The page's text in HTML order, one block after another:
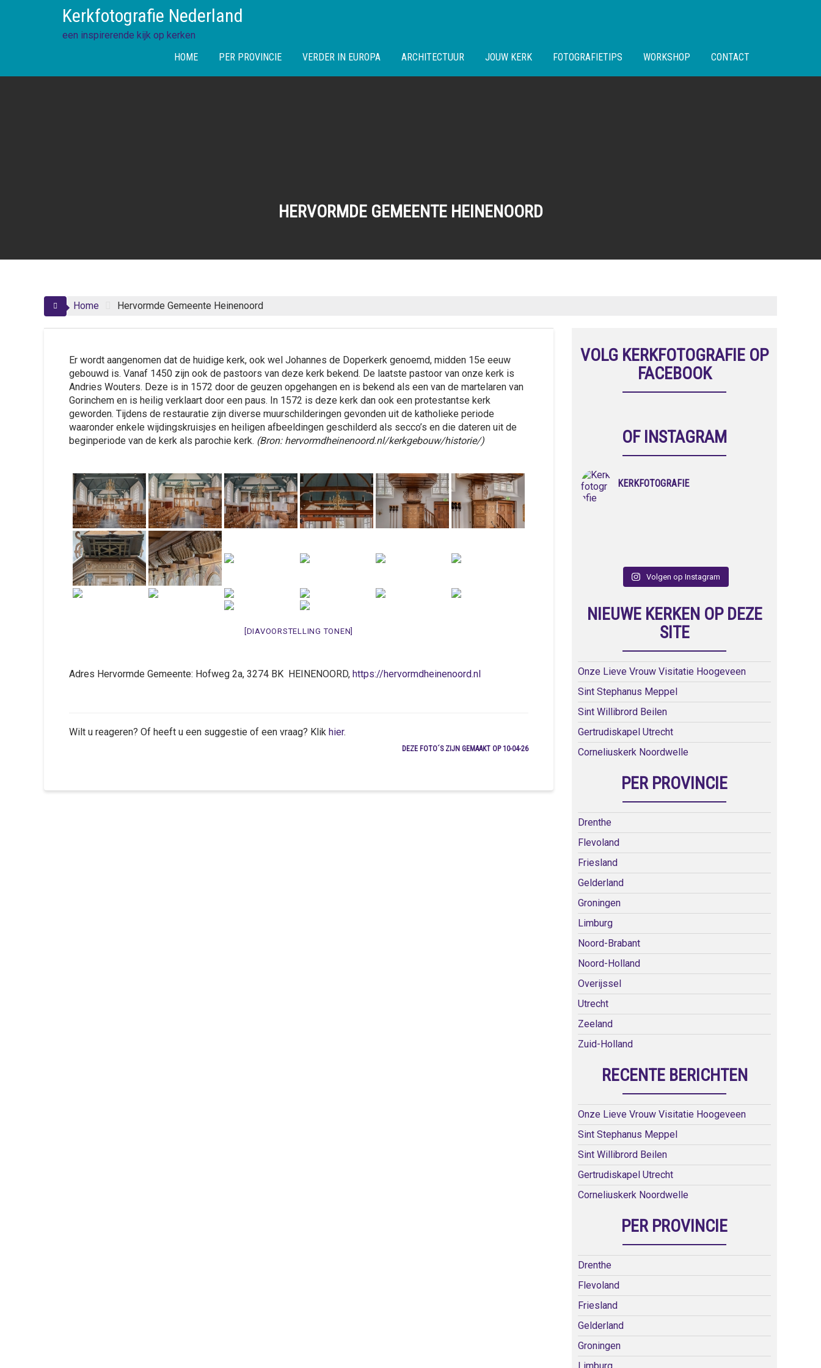
Kerkfotografie Nederland
een inspirerende kijk op kerken
HOME
PER PROVINCIE VERDER IN EUROPA ARCHITECTUUR JOUW KERK FOTOGRAFIETIPS WORKSHOP CONTACT
HERVORMDE GEMEENTE HEINENOORD
Home Hervormde Gemeente Heinenoord
Er wordt aangenomen dat de huidige kerk, ook wel Johannes de Doperkerk genoemd, midden 15e eeuw
gebouwd is. Vanaf 1450 zijn ook de pastoors van deze kerk bekend. De laatste pastoor van onze kerk is
Andries Wouters. Deze is in 1572 door de geuzen opgehangen en is bekend als een van de martelaren van
Gorinchem en is heilig verklaart door een paus. In 1572 is deze kerk dan ook een protestantse kerk
geworden. Tijdens de restauratie zijn diverse muurschilderingen gevonden uit de katholieke periode
waaronder enkele wijdingskruisjes en heiligen afbeeldingen geschilderd als secco’s en die dateren uit de
beginperiode van de kerk als parochie kerk. (Bron: hervormdheinenoord.nl/kerkgebouw/historie/)
[DIAVOORSTELLING TONEN]
Adres Hervormde Gemeente: Hofweg 2a, 3274 BK HEINENOORD, https://hervormdheinenoord.nl
Wilt u reageren? Of heeft u een suggestie of een vraag? Klik hier.
DEZE FOTO´S ZIJN GEMAAKT OP 10-04-26
VOLG KERKFOTOGRAFIE OP
FACEBOOK
OF INSTAGRAM
KERKFOTOGRAFIE
Volgen op Instagram
NIEUWE KERKEN OP DEZE
SITE
Onze Lieve Vrouw Visitatie Hoogeveen
Sint Stephanus Meppel
Sint Willibrord Beilen
Gertrudiskapel Utrecht
Corneliuskerk Noordwelle
PER PROVINCIE
Drenthe
Flevoland
Friesland
Gelderland
Groningen
Limburg
Noord-Brabant
Noord-Holland
Overijssel
Utrecht
Zeeland
Zuid-Holland
RECENTE BERICHTEN
Onze Lieve Vrouw Visitatie Hoogeveen
Sint Stephanus Meppel
Sint Willibrord Beilen
Gertrudiskapel Utrecht
Corneliuskerk Noordwelle
PER PROVINCIE
Drenthe
Flevoland
Friesland
Gelderland
Groningen